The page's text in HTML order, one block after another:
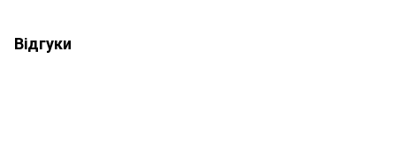
Відгуки